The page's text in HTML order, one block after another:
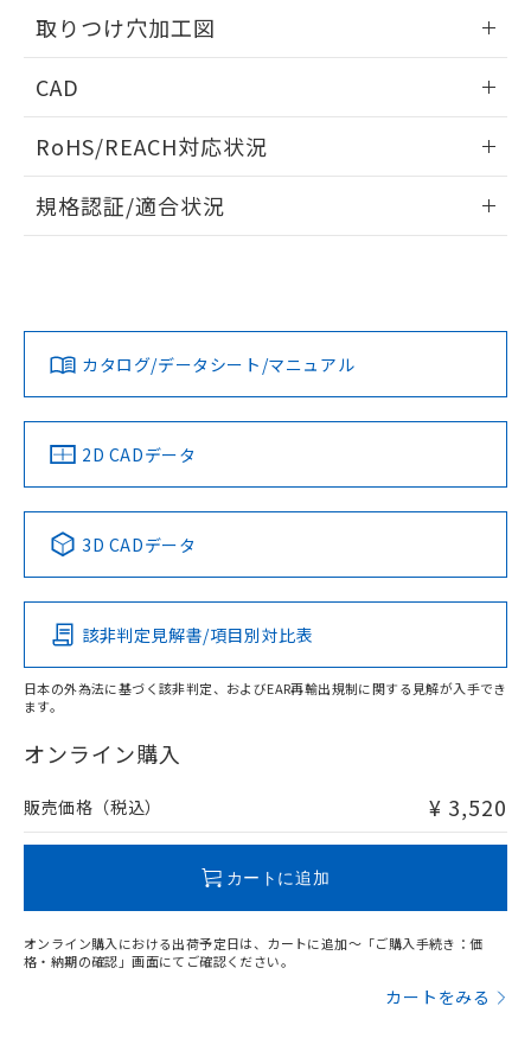
取りつけ穴加工図
CAD
ドすることができます。
ログイン/会員登録
ダウンロードデータをご利用いただく前に、以下を必ずお読
みください。
ソフトウェアの使用条件
RoHS/REACH対応状況
EU RoHS 注意事項・凡例
対応済み
中国 RoHS 注意事項・凡例
Pb Hg Cd Cr(VI)
O
在庫等で未対応品が混在する可能性があります。
問い合わせください。
規格認証/適合状況
カタログ/データシート/マニュアル
2D CADデータ
3D CADデータ
該非判定見解書/項目別対比表
日本の外為法に基づく該非判定、およびEAR再輸出規制に関する見解が入手でき
ます。
オンライン購入
販売価格（税込） ¥ 3,520
カートに追加
オンライン購入における出荷予定日は、カートに追加～「ご購入手続き：価
格・納期の確認」画面にてご確認ください。
カートをみる
既に当社にて対応品への在庫切替を完了
していることから、特段のことがない限
り、2022年1月12日より割愛しておりま